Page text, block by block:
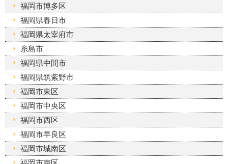
福岡市博多区
福岡県春日市
福岡県太宰府市
糸島市
福岡県中間市
福岡県筑紫野市
福岡市東区
福岡市中央区
福岡市西区
福岡市早良区
福岡市城南区